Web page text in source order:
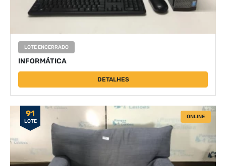
LOTE ENCERRADO
INFORMÁTICA
DETALHES
91
LOTE
ONLINE